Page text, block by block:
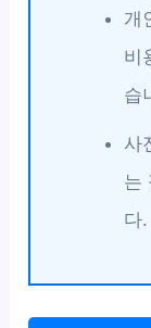
개
비
습
사
는
다.